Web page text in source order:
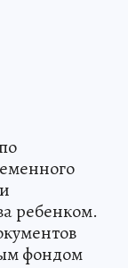
ребенком.
фондом